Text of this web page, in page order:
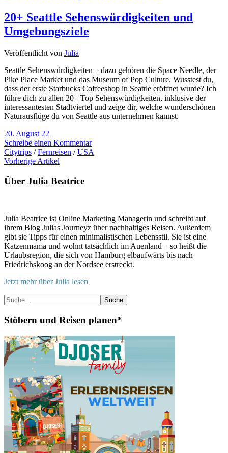
20+ Seattle Sehenswürdigkeiten und
Umgebungsziele
Veröffentlicht von Julia
Seattle Sehenswürdigkeiten – dazu gehören die Space Needle, der
Pike Place Market und das Museum of Pop Culture. Wusstest du,
dass der erste Starbucks Coffeeshop in Seattle eröffnet wurde? Ich
führe dich zu allen 20+ Top Sehenswürdigkeiten, inklusive der
interessantesten Stadtviertel und zeige dir, welche wunderschönen
Naturausflüge du von Seattle aus unternehmen kannst.
20. August 22
Schreibe einen Kommentar
Citytrips /Fernreisen /USA
Vorherige Artikel
Über Julia Beatrice
Julia Beatrice ist Online Marketing Managerin und schreibt auf
ihrem Blog Julias Journeyz über nachhaltiges Reisen. Außerdem
gibt sie Tipps für einen minimalistischen Lebensstil. Sie ist eine
Katzenmama und wohnt tatsächlich im Auenland – so heißt die
Urlaubsregion, die sich von Hamburg elbaufwärts bis nach
Friedrichskoog an der Nordsee erstreckt.
Jetzt mehr über Julia lesen
Suche
Stöbern und Reisen planen*